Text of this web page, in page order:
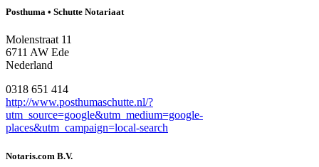
Posthuma • Schutte Notariaat
Molenstraat 11
6711 AW Ede
Nederland
0318 651 414
http://www.posthumaschutte.nl/?
utm_source=google&utm_medium=google-
places&utm_campaign=local-search
Notaris.com B.V.